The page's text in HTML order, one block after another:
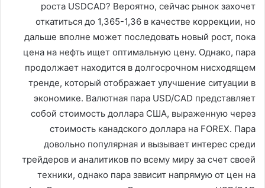
роста USDCAD? Вероятно, сейчас рынок захочет
откатиться до 1,365-1,36 в качестве коррекции, но
дальше вполне может последовать новый рост, пока
цена на нефть ищет оптимальную цену. Однако, пара
продолжает находится в долгосрочном нисходящем
тренде, который отображает улучшение ситуации в
экономике. Валютная пара USD/CAD представляет
собой стоимость доллара США, выраженную через
стоимость канадского доллара на FOREX. Пара
довольно популярная и вызывает интерес среди
трейдеров и аналитиков по всему миру за счет своей
техники, однако пара зависит напрямую от цен на